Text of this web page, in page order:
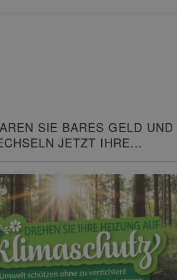
SIE BARES GELD UND
JETZT IHRE